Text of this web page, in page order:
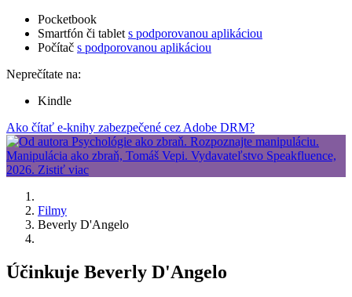
Pocketbook
Smartfón či tablet s podporovanou aplikáciou
Počítač s podporovanou aplikáciou
Neprečítate na:
Kindle
Ako čítať e-knihy zabezpečené cez Adobe DRM?
Filmy
Beverly D'Angelo
Účinkuje Beverly D'Angelo